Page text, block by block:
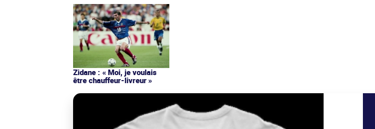
Zidane : « Moi, je voulais
être chauffeur-livreur »